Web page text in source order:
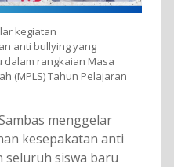
kegiatan
anti bullying yang
rangkaian Masa
(MPLS) Tahun Pelajaran
menggelar
kesepakatan anti
seluruh siswa baru